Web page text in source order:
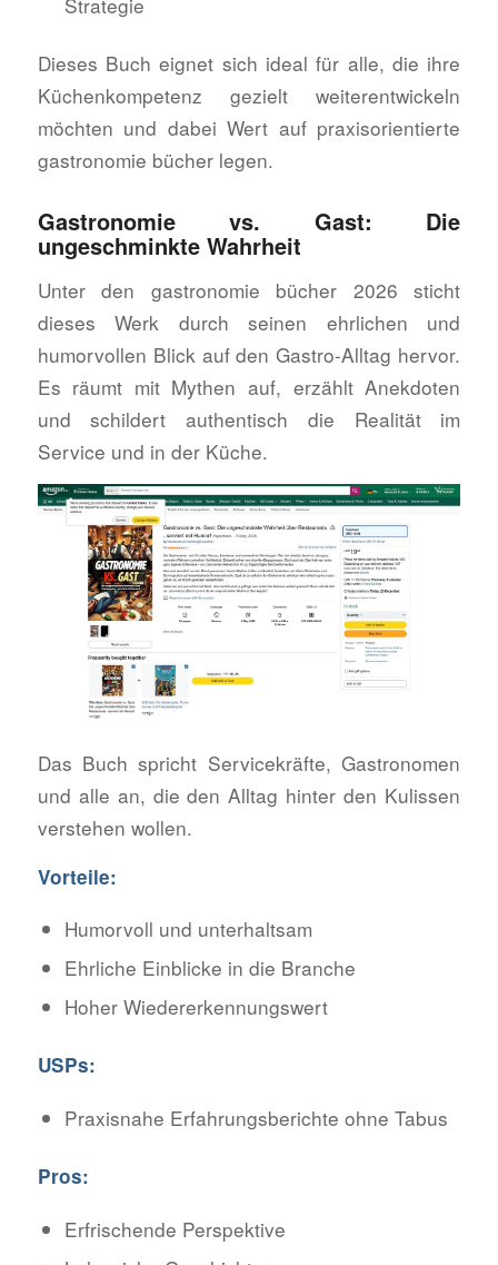
Dieses Buch eignet sich ideal für alle, die ihre
Küchenkompetenz gezielt weiterentwickeln
möchten und dabei Wert auf praxisorientierte
gastronomie bücher legen.
Gastronomie vs. Gast: Die
ungeschminkte Wahrheit
Unter den gastronomie bücher 2026 sticht
dieses Werk durch seinen ehrlichen und
humorvollen Blick auf den Gastro-Alltag hervor.
Es räumt mit Mythen auf, erzählt Anekdoten
und schildert authentisch die Realität im
Service und in der Küche.
Das Buch spricht Servicekräfte, Gastronomen
und alle an, die den Alltag hinter den Kulissen
verstehen wollen.
Vorteile:
Humorvoll und unterhaltsam
Ehrliche Einblicke in die Branche
Hoher Wiedererkennungswert
USPs:
Praxisnahe Erfahrungsberichte ohne Tabus
Pros:
Erfrischende Perspektive